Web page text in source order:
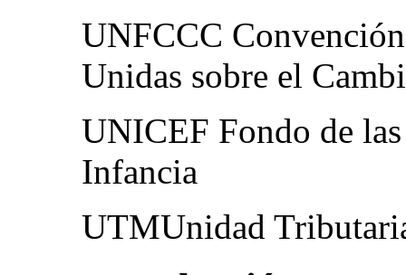
UNFCCC
Unidas sobre el
UNICEF Fondo de
Infancia
UTMUnidad